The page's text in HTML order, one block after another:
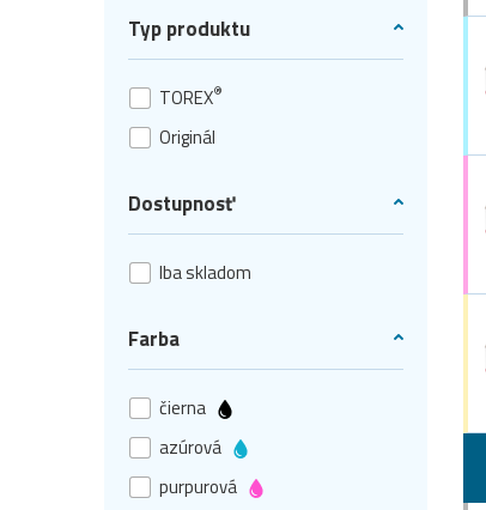
Typ produktu
TOREX®
Originál
Dostupnosť
Iba skladom
Farba
čierna
azúrová
purpurová